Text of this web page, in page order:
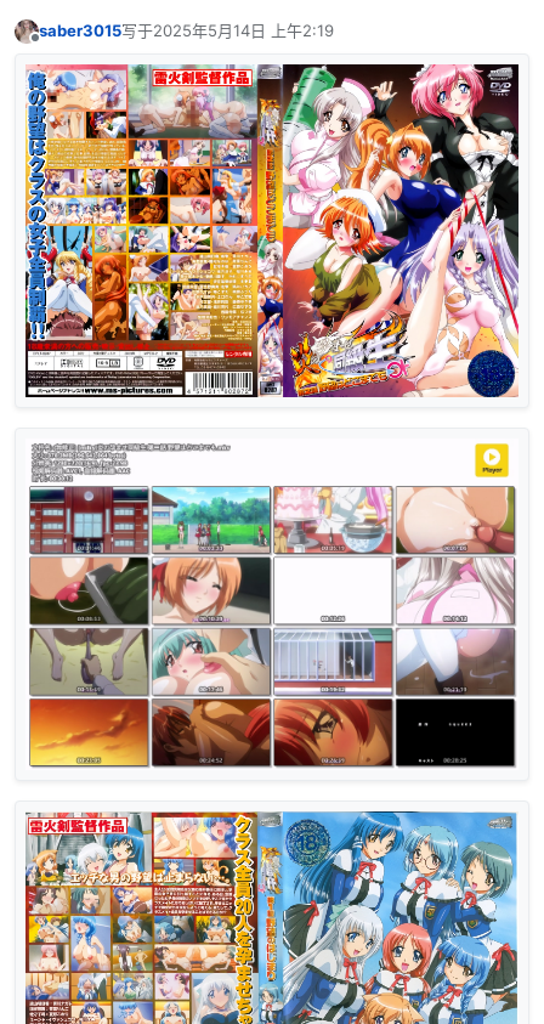
saber3015写于2025年5月14日 上午2:19
最后由 编辑